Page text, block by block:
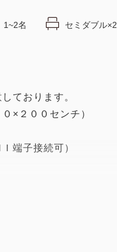
1~2名 セミダブル×2
ております。
×２００センチ）
端子接続可）